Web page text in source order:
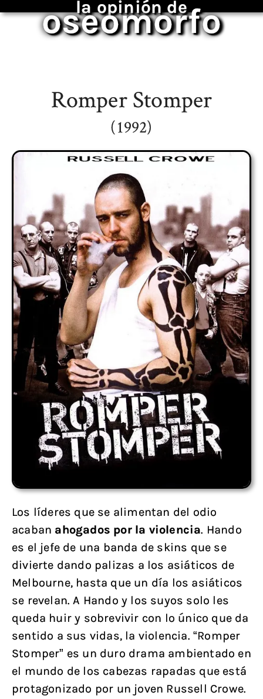
la opinión de
oseomorfo
Romper Stomper
(1992)
Los líderes que se alimentan del odio
acaban ahogados por la violencia. Hando
es el jefe de una banda de skins que se
divierte dando palizas a los asiáticos de
Melbourne, hasta que un día los asiáticos
se revelan. A Hando y los suyos solo les
queda huir y sobrevivir con lo único que da
sentido a sus vidas, la violencia. “Romper
Stomper” es un duro drama ambientado en
el mundo de los cabezas rapadas que está
protagonizado por un joven Russell Crowe.